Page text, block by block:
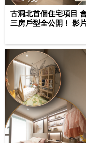
古洞北首個住宅項目
三房戶型全公開！ 影